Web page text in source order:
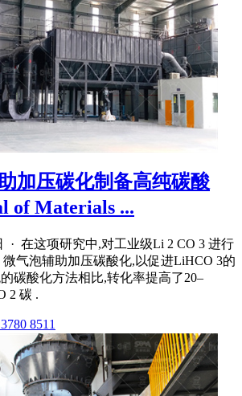
加压碳化制备高纯碳酸
of Materials ...
· 在这项研究中,对工业级Li 2 CO 3 进行
微气泡辅助加压碳酸化,以促进LiHCO 3的
碳酸化方法相比,转化率提高了20–
2 碳 .
8511